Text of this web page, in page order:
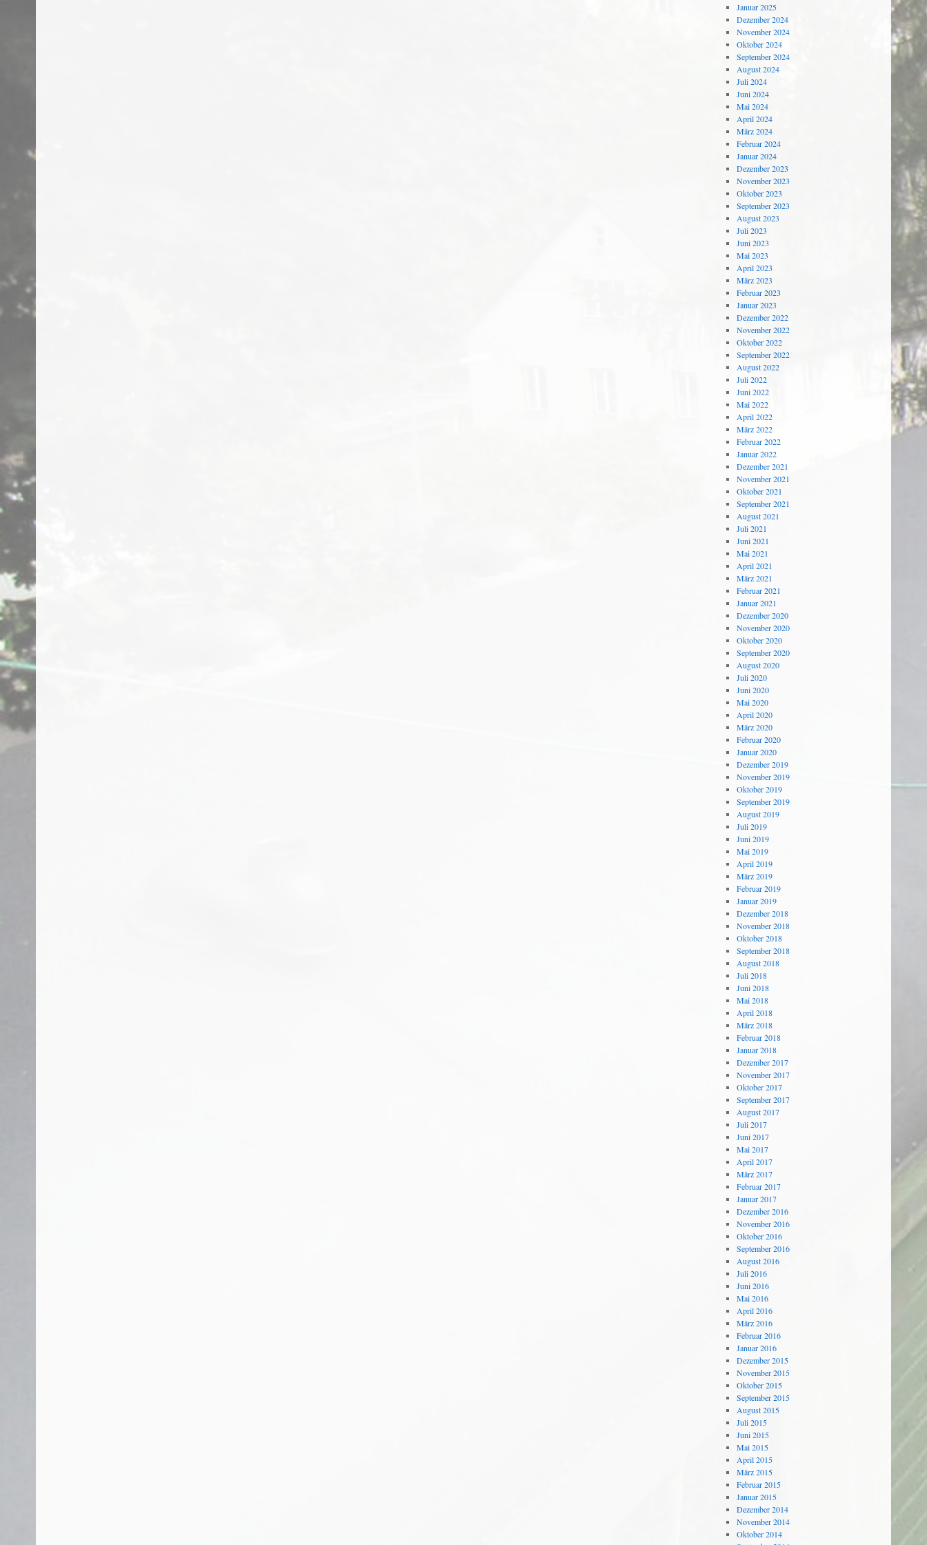
Januar 2025
Dezember 2024
November 2024
Oktober 2024
September 2024
August 2024
Juli 2024
Juni 2024
Mai 2024
April 2024
März 2024
Februar 2024
Januar 2024
Dezember 2023
November 2023
Oktober 2023
September 2023
August 2023
Juli 2023
Juni 2023
Mai 2023
April 2023
März 2023
Februar 2023
Januar 2023
Dezember 2022
November 2022
Oktober 2022
September 2022
August 2022
Juli 2022
Juni 2022
Mai 2022
April 2022
März 2022
Februar 2022
Januar 2022
Dezember 2021
November 2021
Oktober 2021
September 2021
August 2021
Juli 2021
Juni 2021
Mai 2021
April 2021
März 2021
Februar 2021
Januar 2021
Dezember 2020
November 2020
Oktober 2020
September 2020
August 2020
Juli 2020
Juni 2020
Mai 2020
April 2020
März 2020
Februar 2020
Januar 2020
Dezember 2019
November 2019
Oktober 2019
September 2019
August 2019
Juli 2019
Juni 2019
Mai 2019
April 2019
März 2019
Februar 2019
Januar 2019
Dezember 2018
November 2018
Oktober 2018
September 2018
August 2018
Juli 2018
Juni 2018
Mai 2018
April 2018
März 2018
Februar 2018
Januar 2018
Dezember 2017
November 2017
Oktober 2017
September 2017
August 2017
Juli 2017
Juni 2017
Mai 2017
April 2017
März 2017
Februar 2017
Januar 2017
Dezember 2016
November 2016
Oktober 2016
September 2016
August 2016
Juli 2016
Juni 2016
Mai 2016
April 2016
März 2016
Februar 2016
Januar 2016
Dezember 2015
November 2015
Oktober 2015
September 2015
August 2015
Juli 2015
Juni 2015
Mai 2015
April 2015
März 2015
Februar 2015
Januar 2015
Dezember 2014
November 2014
Oktober 2014